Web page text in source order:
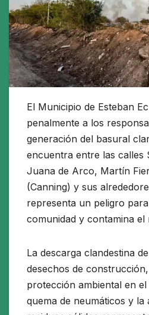
El Municipio de Esteban
penalmente a los
generación del basural
encuentra entre las calles
Juana de Arco, Martín
(Canning) y sus
representa un peligro
comunidad y contamina el
La descarga clandestina
desechos de
protección ambiental en
quema de neumáticos y la